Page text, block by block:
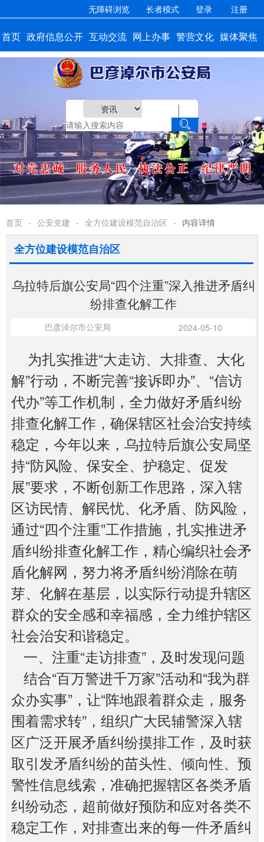
无障碍浏览 长者模式 登录 注册
首页 政府信息公开 互动交流 网上办事 警营文化 媒体聚焦
|

首页 - 公安党建 - 全方位建设模范自治区 - 内容详情
全方位建设模范自治区
乌拉特后旗公安局“四个注重”深入推进矛盾纠
纷排查化解工作
巴彦淖尔市公安局 2024-05-10
为扎实推进“大走访、大排查、大化
解”行动，不断完善“接诉即办”、“信访
代办”等工作机制，全力做好矛盾纠纷
排查化解工作，确保辖区社会治安持续
稳定，今年以来，乌拉特后旗公安局坚
持“防风险、保安全、护稳定、促发
展”要求，不断创新工作思路，深入辖
区访民情、解民忧、化矛盾、防风险，
通过“四个注重”工作措施，扎实推进矛
盾纠纷排查化解工作，精心编织社会矛
盾化解网，努力将矛盾纠纷消除在萌
芽、化解在基层，以实际行动提升辖区
群众的安全感和幸福感，全力维护辖区
社会治安和谐稳定。
一、注重“走访排查”，及时发现问题
结合“百万警进千万家”活动和“我为群
众办实事”，让“阵地跟着群众走，服务
围着需求转”，组织广大民辅警深入辖
区广泛开展矛盾纠纷摸排工作，及时获
取引发矛盾纠纷的苗头性、倾向性、预
警性信息线索，准确把握辖区各类矛盾
纠纷动态，超前做好预防和应对各类不
稳定工作，对排查出来的每一件矛盾纠